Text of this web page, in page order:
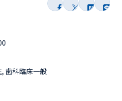
後で読む
歯科臨床一般